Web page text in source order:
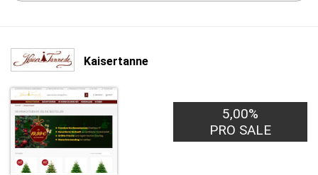
Kaisertanne
5,00%
PRO SALE